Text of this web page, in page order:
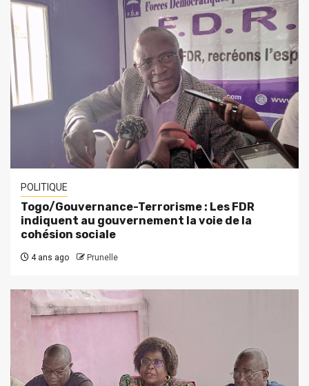
POLITIQUE
Togo/Gouvernance-Terrorisme : Les FDR
indiquent au gouvernement la voie de la
cohésion sociale
4 ans ago Prunelle